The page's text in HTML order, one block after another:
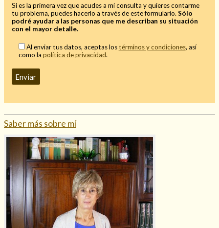
Mi rincón
Mi Blog
¿Qué es el tarot?
Si es la primera vez que acudes a mi consulta y quieres contarme
tu problema, puedes hacerlo a través de este formulario.Sólo
podré ayudar a las personas que me describan su situación
con el mayor detalle.
Al enviar tus datos, aceptas lostérminos y condiciones, así
como la política de privacidad.
Saber más sobre mí